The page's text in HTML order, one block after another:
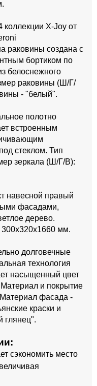
коллекции X-Joy от
раковины создана с
бортиком по
белоснежного
раковины (Ш/Г/
- "белый".
полотно
встроенным
стеклом. Тип
зеркала (Ш/Г/В):
навесной правый
фасадами,
дерево.
мм.
долговечные
технология
насыщенный цвет
и покрытие
фасада -
краски и
глянец".
сэкономить место